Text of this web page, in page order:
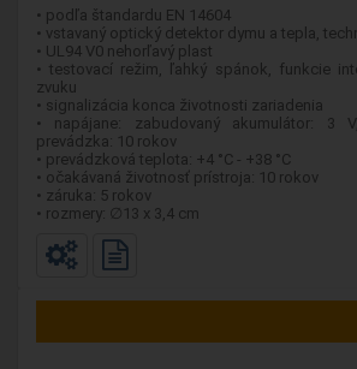
• podľa štandardu EN 14604
• vstavaný optický detektor dymu a tepla,
• UL94 V0 nehorľavý plast
• testovací režim, ľahký spánok, funkcie
zvuku
• signalizácia konca životnosti zariadenia
• napájane: zabudovaný akumulátor: 3
prevádzka: 10 rokov
• prevádzková teplota: +4 °C - +38 °C
• očakávaná životnosť prístroja: 10 rokov
• záruka: 5 rokov
• rozmery: ∅13 x 3,4 cm